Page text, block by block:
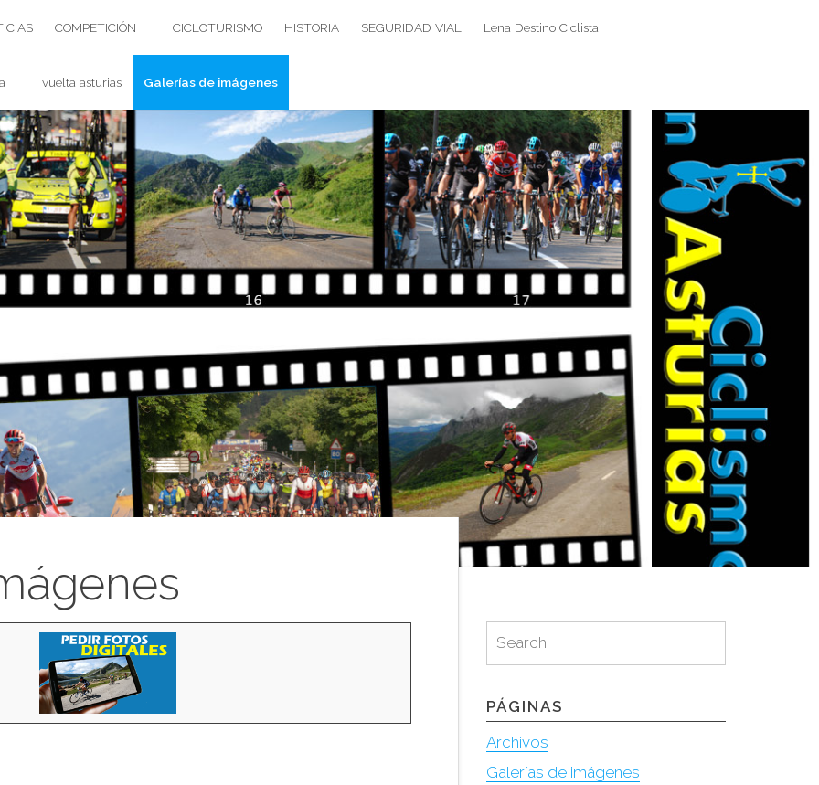
COMPETICIÓN CICLOTURISMO HISTORIA SEGURIDAD VIAL Lena Destino Ciclista
vuelta asturias Galerías de imágenes
for:
Search
PÁGINAS
Archivos
Galerías de imágenes